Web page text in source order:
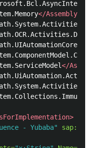
</
</
- Yubaba"